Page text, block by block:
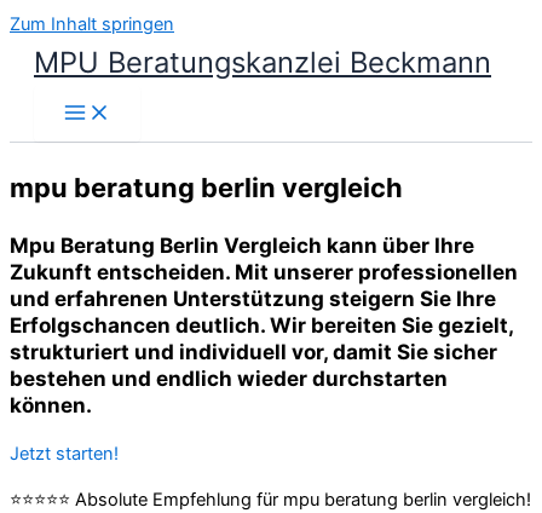
Zum Inhalt springen
MPU Beratungskanzlei Beckmann
mpu beratung berlin vergleich
Mpu Beratung Berlin Vergleich kann über Ihre
Zukunft entscheiden. Mit unserer professionellen
und erfahrenen Unterstützung steigern Sie Ihre
Erfolgschancen deutlich. Wir bereiten Sie gezielt,
strukturiert und individuell vor, damit Sie sicher
bestehen und endlich wieder durchstarten
können.
Jetzt starten!
⭐⭐⭐⭐⭐ Absolute Empfehlung für mpu beratung berlin vergleich!